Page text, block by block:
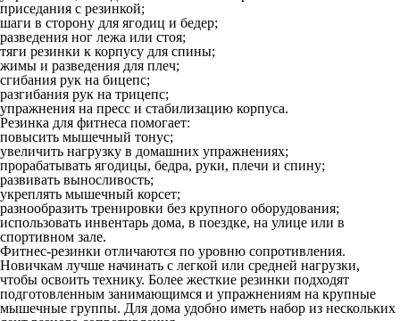
приседания с резинкой;
шаги в сторону для ягодиц и бедер;
разведения ног лежа или стоя;
тяги резинки к корпусу для спины;
жимы и разведения для плеч;
сгибания рук на бицепс;
разгибания рук на трицепс;
упражнения на пресс и стабилизацию корпуса.
Резинка для фитнеса помогает:
повысить мышечный тонус;
увеличить нагрузку в домашних упражнениях;
прорабатывать ягодицы, бедра, руки, плечи и спину;
развивать выносливость;
укреплять мышечный корсет;
разнообразить тренировки без крупного оборудования;
использовать инвентарь дома, в поездке, на улице или в
спортивном зале.
Фитнес-резинки отличаются по уровню сопротивления.
Новичкам лучше начинать с легкой или средней нагрузки,
чтобы освоить технику. Более жесткие резинки подходят
подготовленным занимающимся и упражнениям на крупные
мышечные группы. Для дома удобно иметь набор из нескольких